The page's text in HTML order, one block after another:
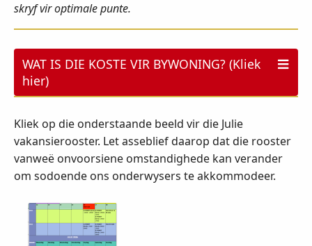
skryf vir optimale punte.
WAT IS DIE KOSTE VIR BYWONING? (Kliek
hier)
Kliek op die onderstaande beeld vir die Julie
vakansierooster. Let asseblief daarop dat die rooster
vanweë onvoorsiene omstandighede kan verander
om sodoende ons onderwysers te akkommodeer.